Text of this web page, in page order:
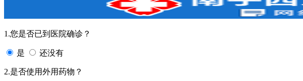
1.您是否已到医院确诊？
是 还没有
2.是否使用外用药物？